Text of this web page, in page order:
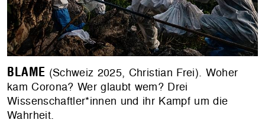
BLAME (Schweiz 2025, Christian Frei). Woher
kam Corona? Wer glaubt wem? Drei
Wissenschaftler*innen und ihr Kampf um die
Wahrheit.